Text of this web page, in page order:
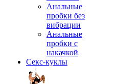
Анальные
пробки без
вибрации
Анальные
пробки с
накачкой
Секс-куклы